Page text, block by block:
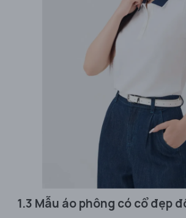
1.3 Mẫu áo phông có cổ đẹp